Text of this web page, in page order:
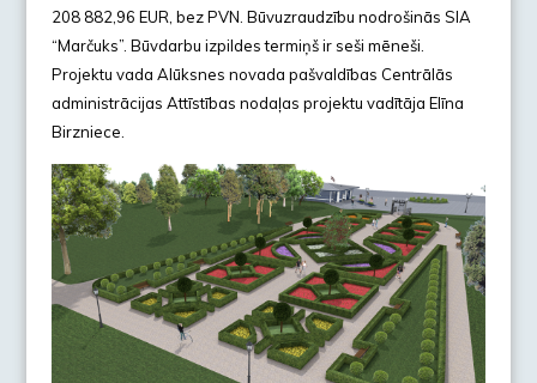
208 882,96 EUR, bez PVN. Būvuzraudzību nodrošinās SIA
“Marčuks”. Būvdarbu izpildes termiņš ir seši mēneši.
Projektu vada Alūksnes novada pašvaldības Centrālās
administrācijas Attīstības nodaļas projektu vadītāja Elīna
Birzniece.